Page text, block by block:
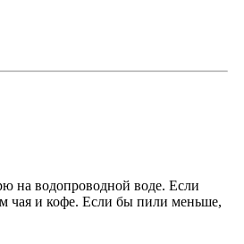
на водопроводной воде. Если
чая и кофе. Если бы пили меньше,